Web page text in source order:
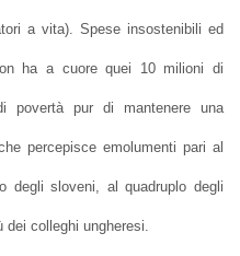
a vita). Spese insostenibili ed
ha a cuore quei 10 milioni di
povertà pur di mantenere una
percepisce emolumenti pari al
degli sloveni, al quadruplo degli
dei colleghi ungheresi.